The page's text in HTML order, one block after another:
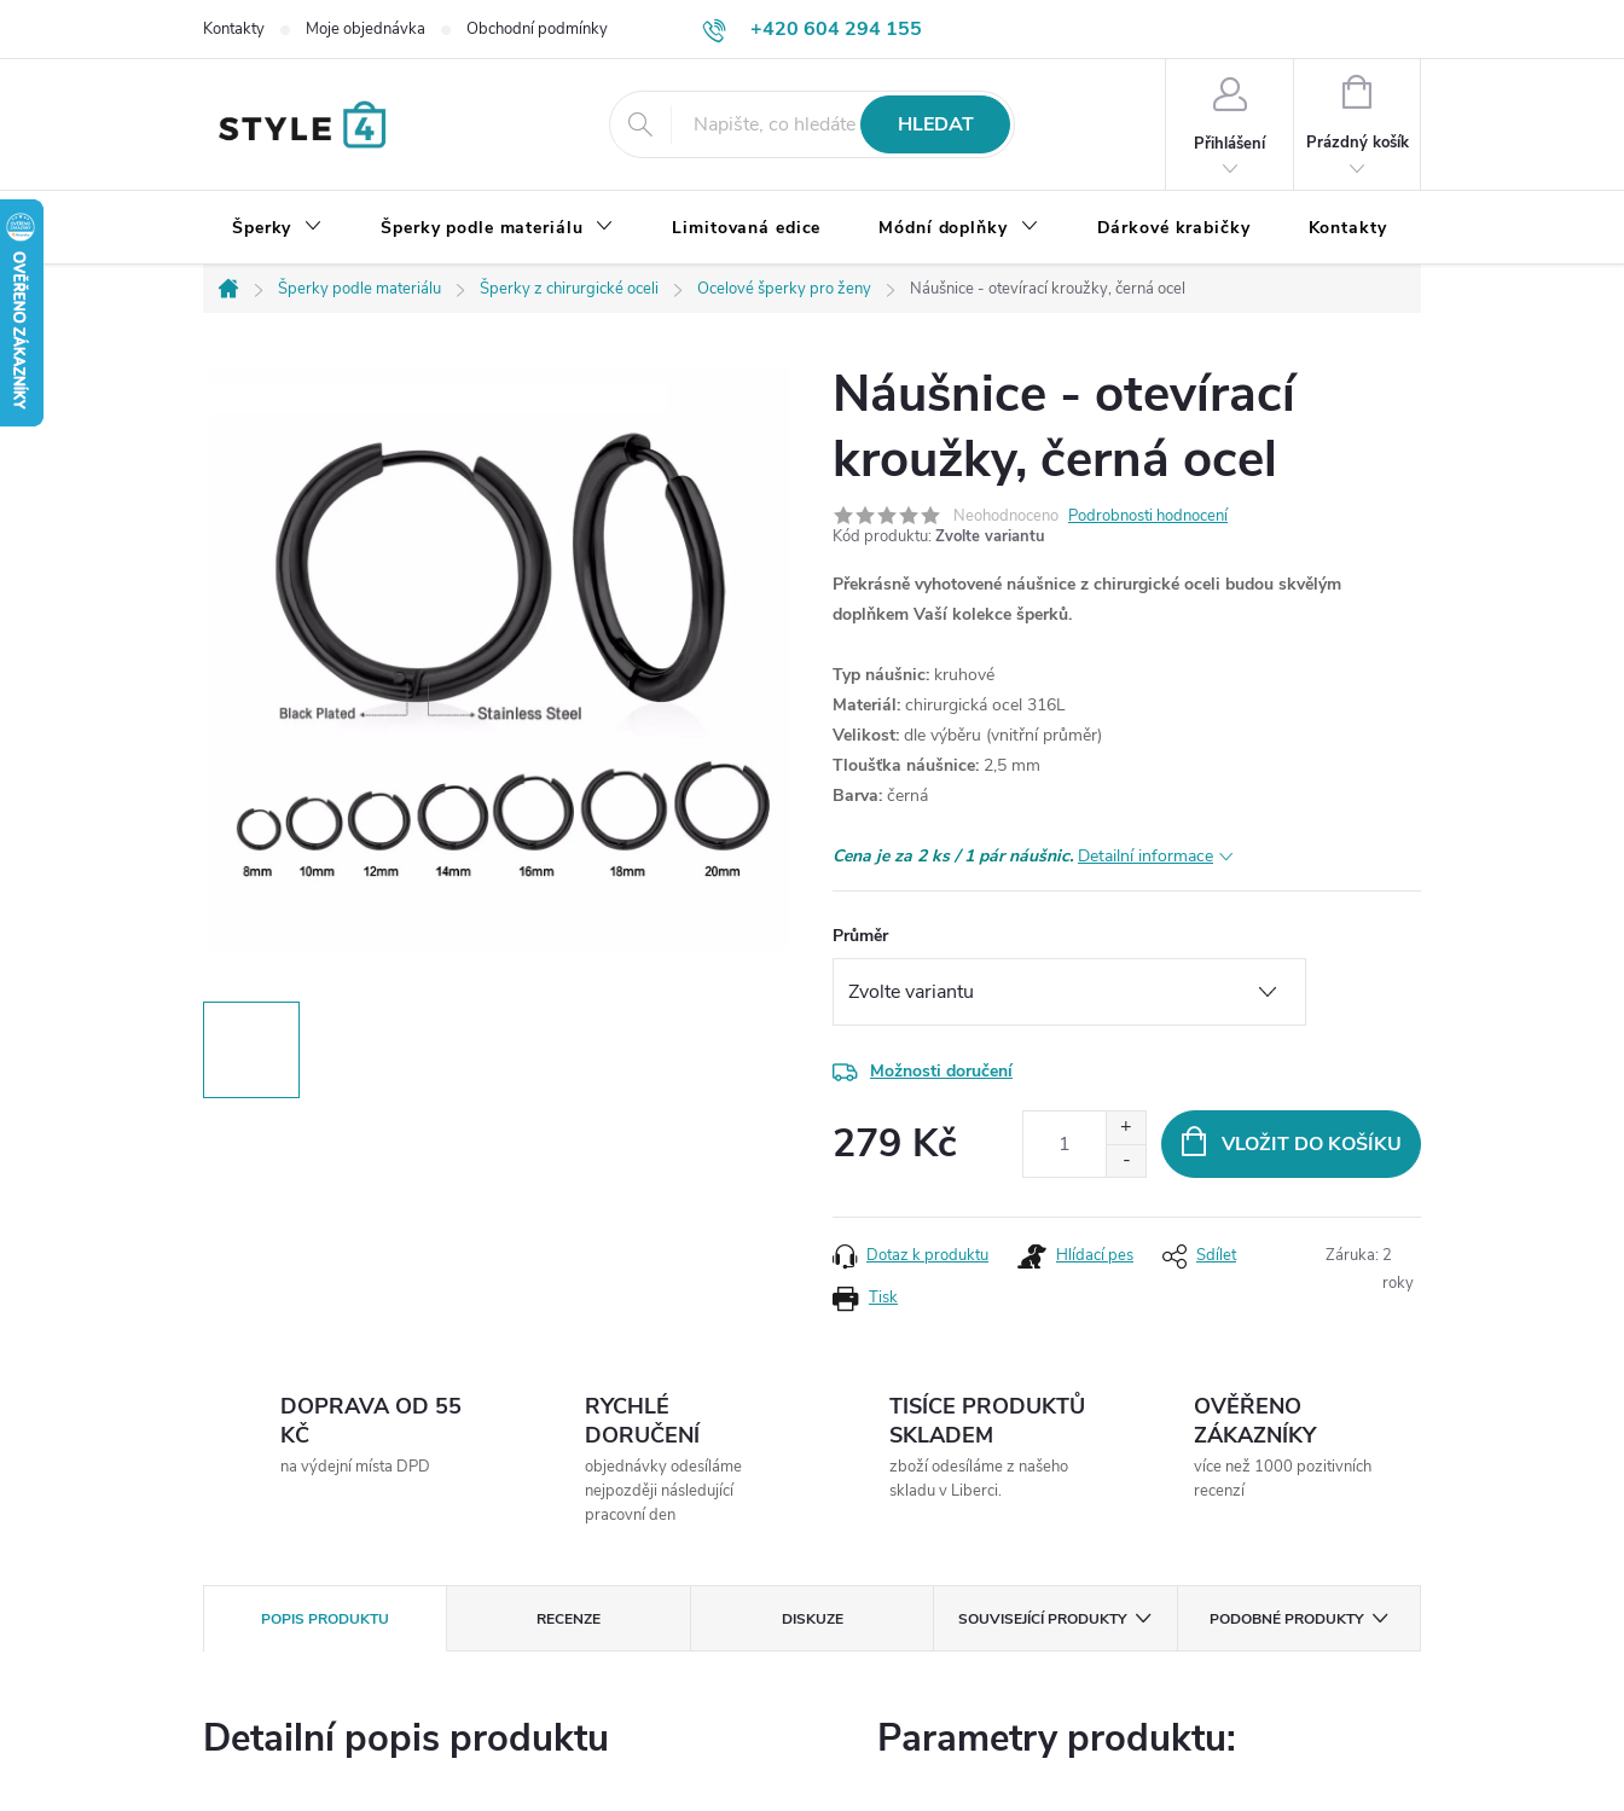
+420 604 294 155
Kontakty Moje objednávka Obchodní podmínky Výměna, vrácení a reklamace zboží
HLEDAT
Přihlášení
NÁKUPNÍ
Prázdný košík
Šperky Šperky podle materiálu Limitovaná edice Módní doplňky Dárkové krabičky Kontakty
Domů
Šperky podle materiálu Šperky z chirurgické oceli Ocelové šperky pro ženy Náušnice - otevírací kroužky, černá ocel
Náušnice - otevírací
kroužky, černá ocel
Neohodnoceno Podrobnosti hodnocení
Kód produktu: Zvolte variantu
Překrásně vyhotovené náušnice z chirurgické oceli budou skvělým
doplňkem Vaší kolekce šperků.
Typ náušnic: kruhové
Materiál: chirurgická ocel 316L
Velikost: dle výběru (vnitřní průměr)
Tloušťka náušnice: 2,5 mm
Barva: černá
Cena je za 2 ks / 1 pár náušnic. Detailní informace
Průměr
Možnosti doručení
279 Kč VLOŽIT DO KOŠÍKU
Tisk
Dotaz k produktu Hlídací pes Sdílet Záruka: 2
roky
DOPRAVA OD 55
KČ
na výdejní místa DPD
RYCHLÉ
DORUČENÍ
objednávky odesíláme
nejpozději následující
pracovní den
TISÍCE PRODUKTŮ
SKLADEM
zboží odesíláme z našeho
skladu v Liberci.
OVĚŘENO
ZÁKAZNÍKY
více než 1000 pozitivních
recenzí
POPIS PRODUKTU RECENZE DISKUZE SOUVISEJÍCÍ PRODUKTY PODOBNÉ PRODUKTY
Detailní popis produktu Parametry produktu: